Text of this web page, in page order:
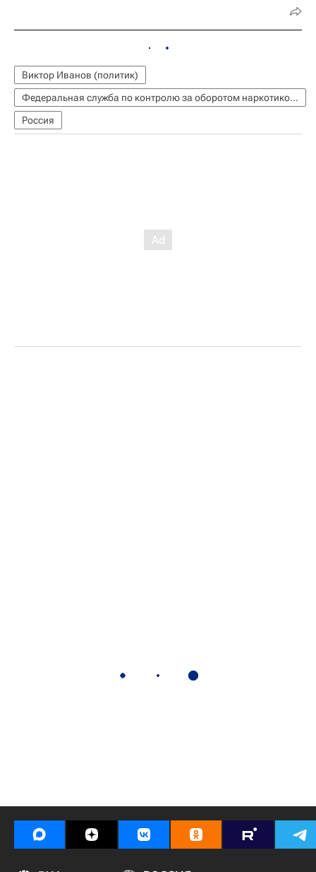
Виктор Иванов (политик)
Федеральная служба по контролю за оборотом наркотиков РФ
Россия